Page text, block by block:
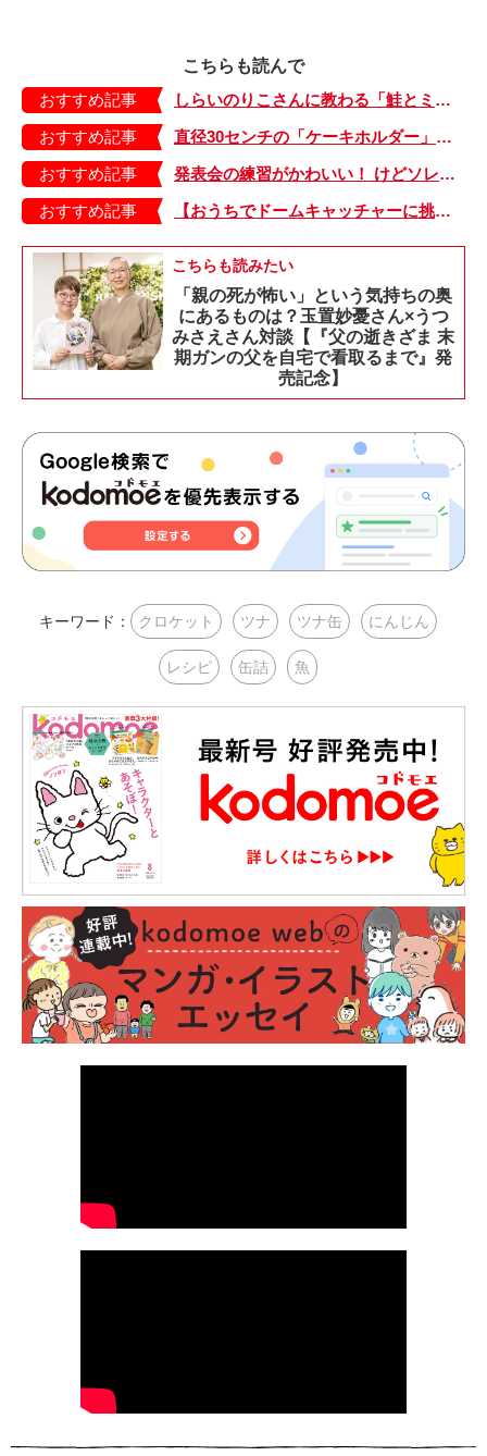
こちらも読んで
おすすめ記事
しらいのりこさんに教わる「鮭とミニトマトの炊き込みごはん」の作り方
おすすめ記事
直径30センチの「ケーキホルダー」が各家庭に!? 恐るべし、ドイツの誕生日ケーキ事情【日登美のタベコト in Berlin・33】
おすすめ記事
発表会の練習がかわいい！ けどソレを引っ張られると困ります【オクラ一家のシュールな日常・2】
おすすめ記事
【おうちでドームキャッチャーに挑戦だ】アンパンマン わくわくドームキャッチャー
こちらも読みたい
「親の死が怖い」という気持ちの奥
にあるものは？玉置妙憂さん×うつ
みさえさん対談【『父の逝きざま 末
期ガンの父を自宅で看取るまで』発
売記念】
キーワード： クロケット ツナ ツナ缶 にんじん
レシピ 缶詰 魚